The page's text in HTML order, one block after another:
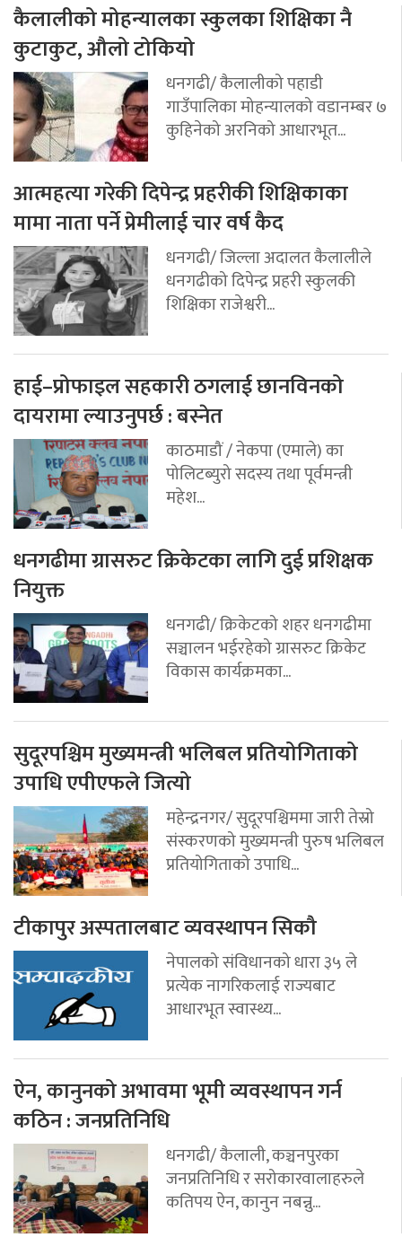
कैलालीको मोहन्यालका स्कुलका शिक्षिका नै
कुटाकुट, औलो टोकियो
धनगढी/ कैलालीको पहाडी
गाउँपालिका मोहन्यालको वडानम्बर ७
कुहिनेको अरनिको आधारभूत...
आत्महत्या गरेकी दिपेन्द्र प्रहरीकी शिक्षिकाका
मामा नाता पर्ने प्रेमीलाई चार वर्ष कैद
धनगढी/ जिल्ला अदालत कैलालीले
धनगढीको दिपेन्द्र प्रहरी स्कुलकी
शिक्षिका राजेश्वरी...
हाई–प्रोफाइल सहकारी ठगलाई छानविनको
दायरामा ल्याउनुपर्छ : बस्नेत
काठमाडौं / नेकपा (एमाले) का
पोलिटब्युरो सदस्य तथा पूर्वमन्त्री
महेश...
धनगढीमा ग्रासरुट क्रिकेटका लागि दुई प्रशिक्षक
नियुक्त
धनगढी/ क्रिकेटको शहर धनगढीमा
सञ्चालन भईरहेको ग्रासरुट क्रिकेट
विकास कार्यक्रमका...
सुदूरपश्चिम मुख्यमन्त्री भलिबल प्रतियोगिताको
उपाधि एपीएफले जित्यो
महेन्द्रनगर/ सुदूरपश्चिममा जारी तेस्रो
संस्करणको मुख्यमन्त्री पुरुष भलिबल
प्रतियोगिताको उपाधि...
टीकापुर अस्पतालबाट व्यवस्थापन सिकौ
नेपालको संविधानको धारा ३५ ले
प्रत्येक नागरिकलाई राज्यबाट
आधारभूत स्वास्थ्य...
ऐन, कानुनको अभावमा भूमी व्यवस्थापन गर्न
कठिन : जनप्रतिनिधि
धनगढी/ कैलाली, कञ्चनपुरका
जनप्रतिनिधि र सरोकारवालाहरुले
कतिपय ऐन, कानुन नबन्नु...